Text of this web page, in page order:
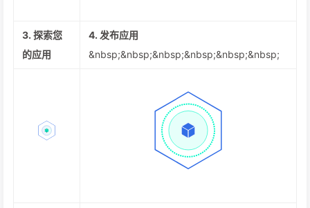
3. 探索您
的应用
4. 发布应用
&nbsp;&nbsp;&nbsp;&nbsp;&nbsp;&nbsp;